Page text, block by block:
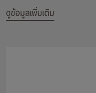
ดูข้อมูลเพิ่มเติม